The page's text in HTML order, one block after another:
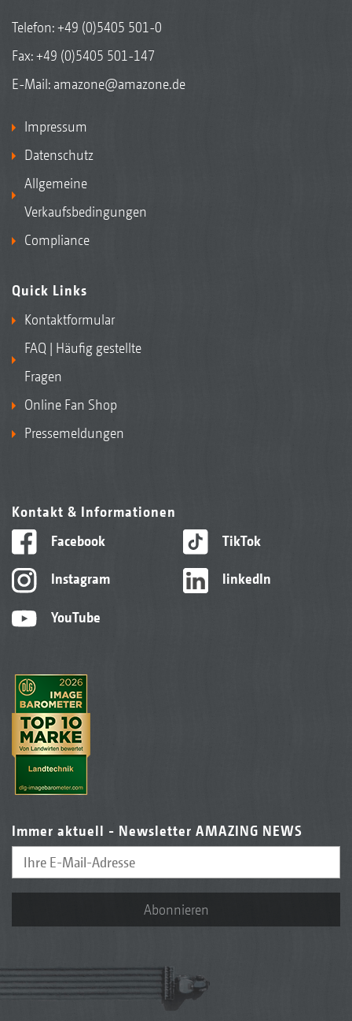
Telefon:+49 (0)5405 501-0
Fax: +49 (0)5405 501-147
E-Mail: amazone@amazone.de
Impressum
Datenschutz
Allgemeine
Verkaufsbedingungen
Compliance
Quick Links
Kontaktformular
FAQ | Häufig gestellte
Fragen
Online Fan Shop
Pressemeldungen
Kontakt & Informationen
Facebook
Instagram
YouTube
TikTok
linkedIn
Immer aktuell - Newsletter AMAZING NEWS
Abonnieren